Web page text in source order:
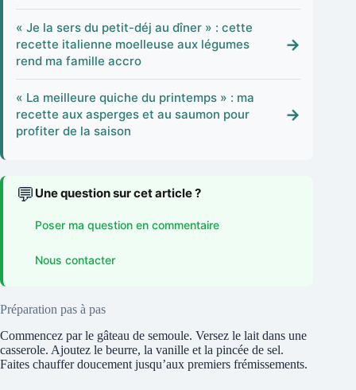
« Je la sers du petit-déj au dîner » : cette
recette italienne moelleuse aux légumes
rend ma famille accro
→
« La meilleure quiche du printemps » : ma
recette aux asperges et au saumon pour
profiter de la saison
→
💬 Une question sur cet article ?
Poser ma question en commentaire
Nous contacter
Préparation pas à pas
Commencez par le gâteau de semoule. Versez le lait dans une
casserole. Ajoutez le beurre, la vanille et la pincée de sel.
Faites chauffer doucement jusqu’aux premiers frémissements.